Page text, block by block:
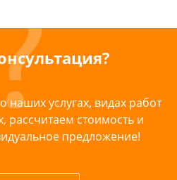
услугах, видах работ
рассчитаем стоимость и
предложение!